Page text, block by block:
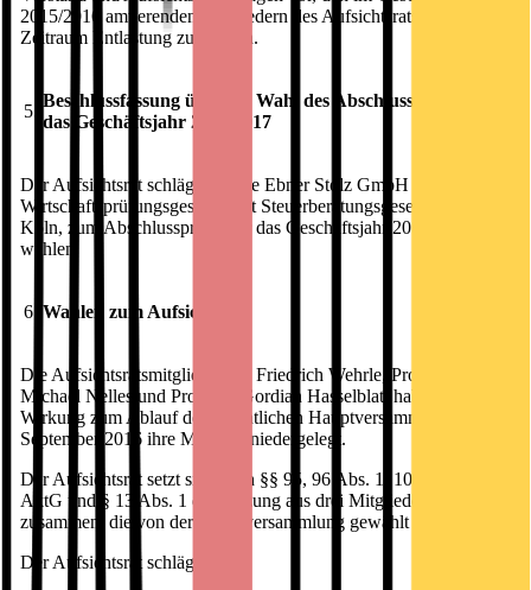
2015/2016 amtierenden Mitgliedern des Aufsichtsrats für diesen
Zeitraum Entlastung zu erteilen.
5.
Beschlussfassung über die Wahl des Abschlussprüfers für
das Geschäftsjahr 2016/2017
Der Aufsichtsrat schlägt vor, die Ebner Stolz GmbH & Co. KG,
Wirtschaftsprüfungsgesellschaft Steuerberatungsgesellschaft,
Köln, zum Abschlussprüfer für das Geschäftsjahr 2016/2017 zu
wählen.
6. Wahlen zum Aufsichtsrat
Die Aufsichtsratsmitglieder Dr. Friedrich Wehrle, Prof. Dr.
Michael Nelles und Prof. Dr. Gordian Hasselblatt haben mit
Wirkung zum Ablauf der ordentlichen Hauptversammlung am 15.
September 2016 ihre Mandate niedergelegt.
Der Aufsichtsrat setzt sich nach §§ 95, 96 Abs. 1, 101 Abs. 1
AktG und § 13 Abs. 1 der Satzung aus drei Mitgliedern
zusammen, die von der Hauptversammlung gewählt werden.
Der Aufsichtsrat schlägt vor,